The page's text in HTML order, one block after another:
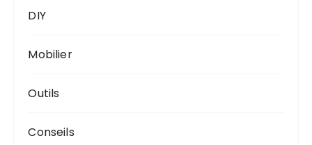
DIY
Mobilier
Outils
Conseils